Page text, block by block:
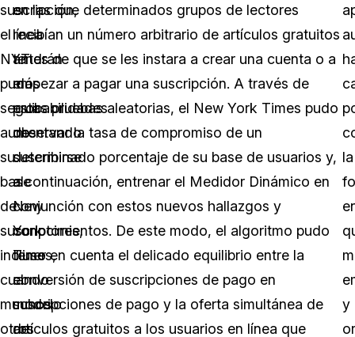
suscripción,
el
NYT
pudo
seguir
aumentando
su
base
de
suscriptores,
incluso
cuando
muchos
otros
en
línea
tendrán
más
probabilidades
de
suscribirse
al
New
York
Times,
el
modelo
de
en las que determinados grupos de lectores
recibían un número arbitrario de artículos gratuitos
antes de que se les instara a crear una cuenta o a
empezar a pagar una suscripción. A través de
estas pruebas aleatorias, el New York Times pudo
observar la tasa de compromiso de un
determinado porcentaje de su base de usuarios y,
a continuación, entrenar el Medidor Dinámico en
conjunción con estos nuevos hallazgos y
conocimientos. De este modo, el algoritmo pudo
tener en cuenta el delicado equilibrio entre la
conversión de suscripciones de pago en
suscripciones de pago y la oferta simultánea de
artículos gratuitos a los usuarios en línea que
la
y